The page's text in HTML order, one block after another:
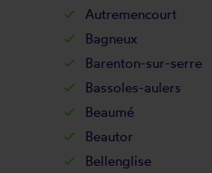
Autremencourt
Bagneux
Barenton-sur-serre
Bassoles-aulers
Beaumé
Beautor
Bellenglise